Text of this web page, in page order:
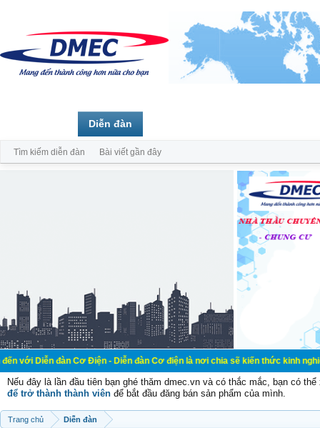
đàn Cơ Điện - Diễn đàn Cơ điện là nơi chia sẽ kiến thức kinh nghiệm
Nếu đây là lần đầu tiên bạn ghé thăm dmec.vn và có thắc mắc, bạn có
để trở thành thành viên để bắt đầu đăng bán sản phẩm của mình.
Trang chủ Diễn đàn
Diễn đàn
Tìm kiếm diễn đàn Bài viết gần đây